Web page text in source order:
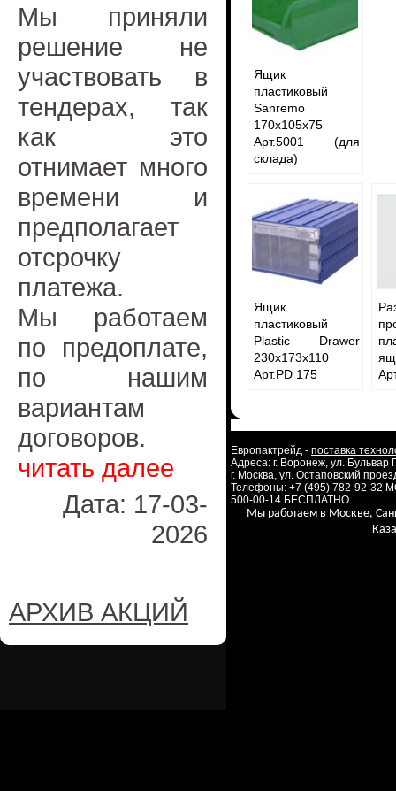
Мы приняли
решение не
участвовать в
тендерах, так
как это
отнимает много
времени и
предполагает
отсрочку
платежа.
Мы работаем
по предоплате,
по нашим
вариантам
договоров.
читать далее
Дата: 17-03-
2026
АРХИВ АКЦИЙ
Ящик
пластиковый
Sanremo
170x105x75
Арт.5001 (для
склада)
Ящик
пластиковый
Plastic Drawer
230x173x110
Арт.PD 175
Европактрейд - поставка
Адреса: г. Воронеж, ул.
г. Москва, ул. Остаповский
Телефоны: +7 (495) 782-92-32
500-00-14 БЕСПЛАТНО
Мы работаем в Москве,